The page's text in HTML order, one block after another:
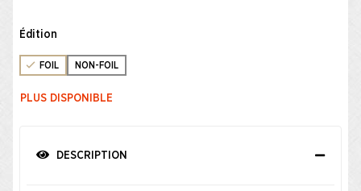
Édition
FOIL NON-FOIL
PLUS DISPONIBLE
DESCRIPTION